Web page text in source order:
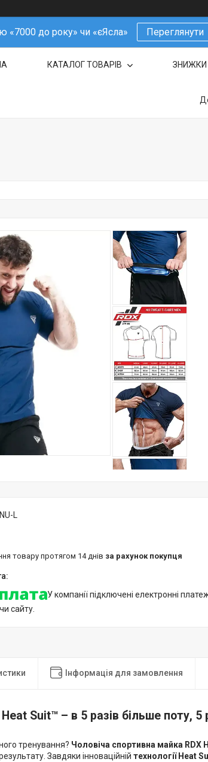
«7000 до року» чи «єЯсла» Переглянути
КАТАЛОГ ТОВАРІВ ЗНИЖКИ
L
товару протягом 14 днів за рахунок покупця
У компанії підключені електронні
сайту.
Інформація для замовлення
Suit™ – в 5 разів більше поту, 5
тренування? Чоловіча спортивна майка RDX
Завдяки інноваційній технології Heat